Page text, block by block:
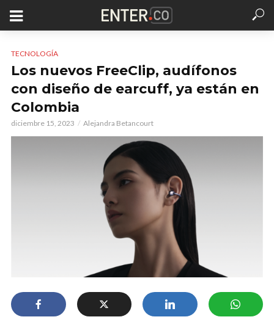
TECNOLOGÍA
Los nuevos FreeClip, audífonos
con diseño de earcuff, ya están en
Colombia
diciembre 15, 2023 Alejandra Betancourt